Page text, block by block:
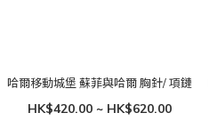
哈爾移動城堡 蘇菲與哈爾 胸針/ 項鏈
HK$420.00 ~ HK$620.00